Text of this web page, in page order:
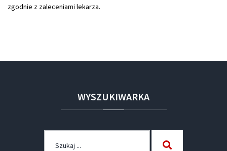
zgodnie z zaleceniami lekarza.
WYSZUKIWARKA